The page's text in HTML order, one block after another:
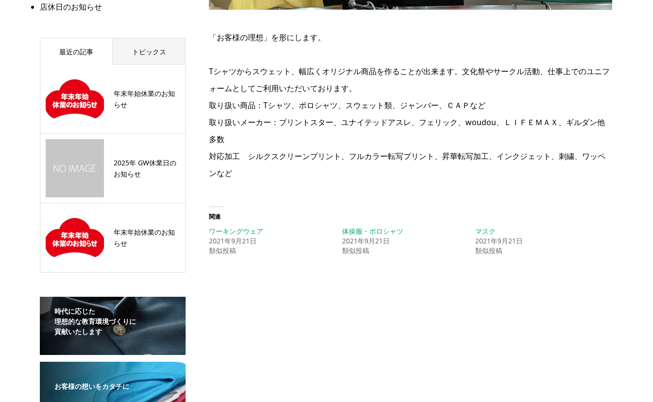
「お客様の理想」を形にします。
Tシャツからスウェット、幅広くオリジナル商品を作ることが出来ます。文化祭やサークル活動、仕事上でのユニフ
ォームとしてご利用いただいております。
取り扱い商品：Tシャツ、ポロシャツ、スウェット類、ジャンバー、ＣＡＰなど
取り扱いメーカー：プリントスター、ユナイテッドアスレ、フェリック、woudou、ＬＩＦＥＭＡＸ、ギルダン他
多数
対応加工 シルクスクリーンプリント、フルカラー転写プリント、昇華転写加工、インクジェット、刺繍、ワッペ
ンなど
関連
ワーキングウェア
2021年9月21日
類似投稿
体操服・ポロシャツ
2021年9月21日
類似投稿
マスク
2021年9月21日
類似投稿
店休日のお知らせ
最近の記事 トピックス
年末年始休業のお知
らせ
2025年 GW休業日の
お知らせ
年末年始休業のお知
らせ
時代に応じた
理想的な教育環境づくりに
貢献いたします
お客様の想いをカタチに